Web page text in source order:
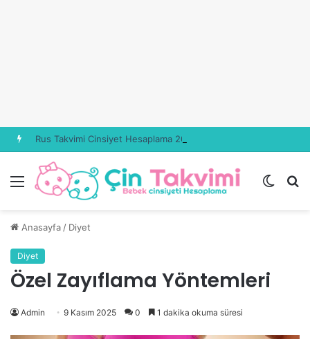
Rus Takvimi Cinsiyet Hesaplama 2026 Güncel
Menü
Dış
Anasayfa / Diyet
Diyet
Özel Zayıflama Yöntemleri
Admin 9 Kasım 2025 0 1 dakika okuma süresi